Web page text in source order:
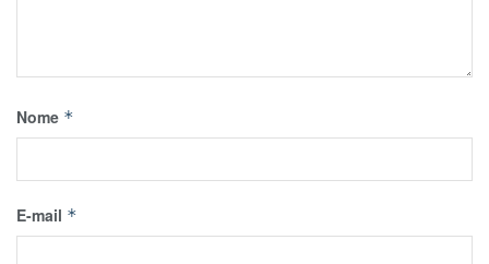
Nome *
E-mail *